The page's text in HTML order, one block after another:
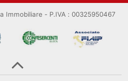
Immobiliare - P.IVA : 00325950467